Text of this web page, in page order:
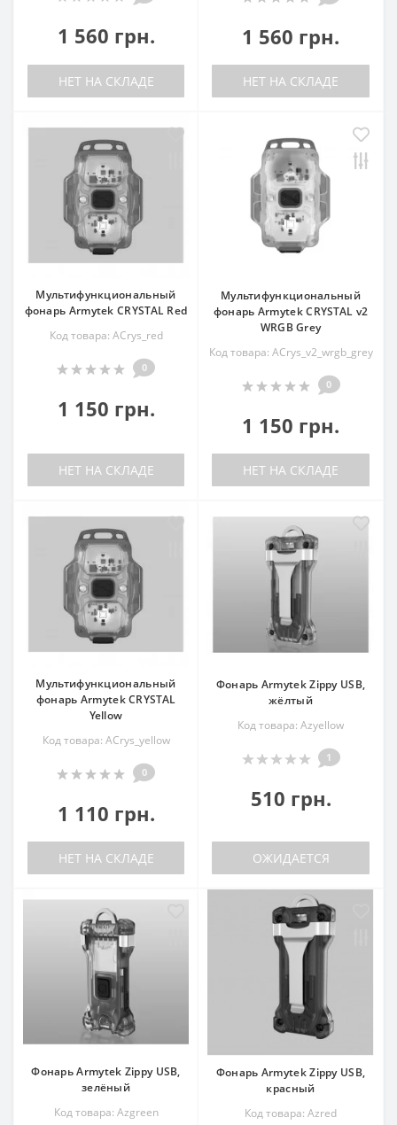
1 560 грн.
НЕТ НА СКЛАДЕ
1 560 грн.
НЕТ НА СКЛАДЕ
Мультифункциональный
фонарь Armytek CRYSTAL Red
Код товара: ACrys_red
0
1 150 грн.
НЕТ НА СКЛАДЕ
Мультифункциональный
фонарь Armytek CRYSTAL v2
WRGB Grey
Код товара: ACrys_v2_wrgb_grey
0
1 150 грн.
НЕТ НА СКЛАДЕ
Мультифункциональный
фонарь Armytek CRYSTAL
Yellow
Код товара: ACrys_yellow
0
1 110 грн.
НЕТ НА СКЛАДЕ
Фонарь Armytek Zippy USB,
жёлтый
Код товара: Azyellow
1
510 грн.
ОЖИДАЕТСЯ
Фонарь Armytek Zippy USB,
зелёный
Код товара: Azgreen
Фонарь Armytek Zippy USB,
красный
Код товара: Azred